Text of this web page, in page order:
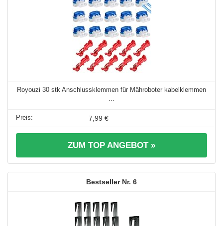
Royouzi 30 stk Anschlussklemmen für Mähroboter kabelklemmen
7,99 €
ZUM TOP ANGEBOT »
6